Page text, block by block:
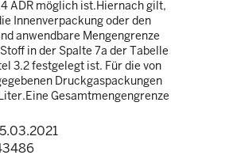
ADR möglich ist.Hiernach gilt,
Innenverpackung oder den
anwendbare Mengengrenze
in der Spalte 7a der Tabelle
3.2 festgelegt ist. Für die von
Druckgaspackungen
Gesamtmengengrenze